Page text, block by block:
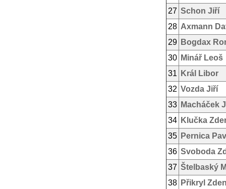
27 Schon Jiří
28 Axmann
29 Bogdax
30 Minář Leoš
31
Král Libor
32 Vozda Jiří
33 Macháček
34 Klučka
35 Pernica
36 Svoboda
37 Štelbaský
38 Přikryl